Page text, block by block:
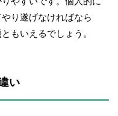
り遂げなければなら
もいえるでしょう。
い